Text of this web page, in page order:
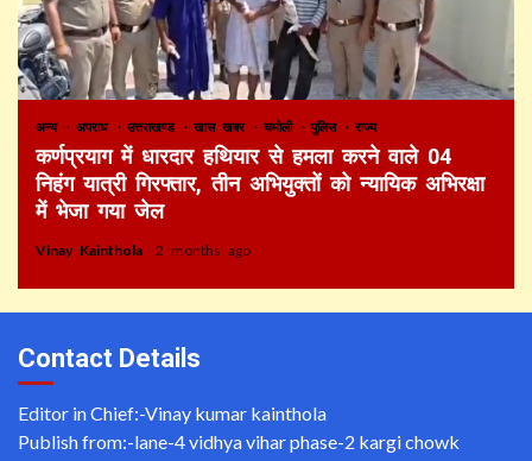
अन्य अपराध उत्तराखण्ड खास खबर चमोली पुलिस राज्य
कर्णप्रयाग में धारदार हथियार से हमला करने वाले 04
निहंग यात्री गिरफ्तार, तीन अभियुक्तों को न्यायिक अभिरक्षा
में भेजा गया जेल
Vinay Kainthola 2 months ago
Contact Details
Editor in Chief:-Vinay kumar kainthola
Publish from:-lane-4 vidhya vihar phase-2 kargi chowk